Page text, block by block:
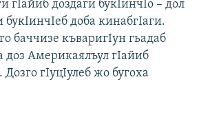
гIайиб доздаги букIинчIо – дол
букIинчIеб доба кинабгIаги.
баччизе къваригIун гьадаб
доз Америкаялъул гIайиб
гIуцIулеб жо бугоха